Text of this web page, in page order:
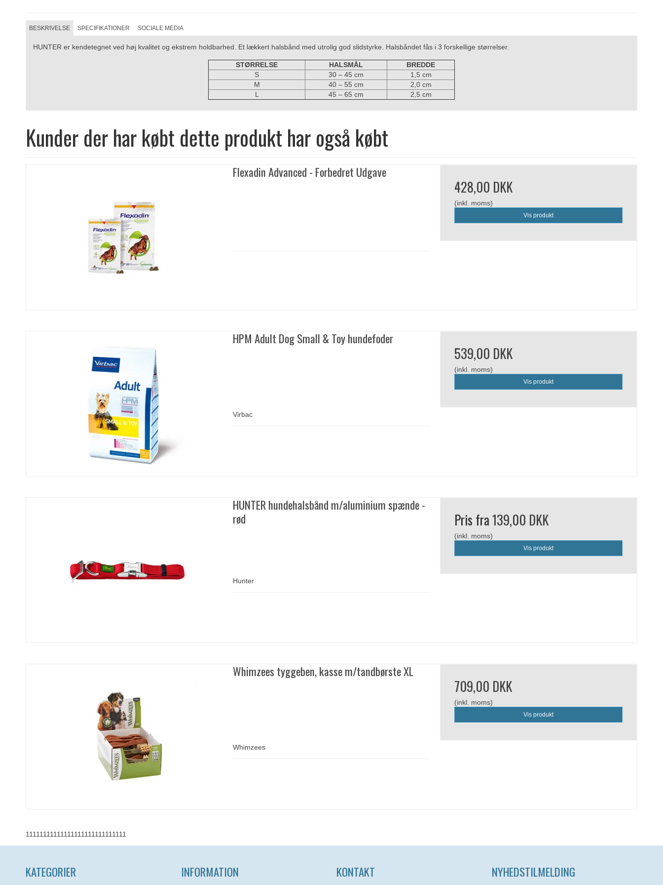
BESKRIVELSE SPECIFIKATIONER SOCIALE MEDIA
HUNTER er kendetegnet ved høj kvalitet og ekstrem holdbarhed. Et lækkert halsbånd med utrolig god slidstyrke. Halsbåndet fås i 3 forskellige størrelser.
STØRRELSE HALSMÅL
BREDDE
S
30 – 45 cm
1,5 cm
M
40 – 55 cm
2,0 cm
L
45 – 65 cm 2,5 cm
Kunder der har købt dette produkt har også købt
Flexadin Advanced - Forbedret Udgave
428,00 DKK
(inkl. moms)
Vis produkt
HPM Adult Dog Small & Toy hundefoder
Virbac
539,00 DKK
(inkl. moms)
Vis produkt
HUNTER hundehalsbånd m/aluminium spænde -
rød
Hunter
Pris fra139,00 DKK
(inkl. moms)
Vis produkt
Whimzees tyggeben, kasse m/tandbørste XL
Whimzees
709,00 DKK
(inkl. moms)
Vis produkt
11111111111111111111111111111
KATEGORIER INFORMATION KONTAKT NYHEDSTILMELDING